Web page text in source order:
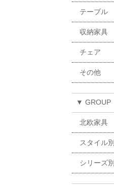
テーブル
収納家具
チェア
その他
▼ GROUP
北欧家具
スタイル別
シリーズ別